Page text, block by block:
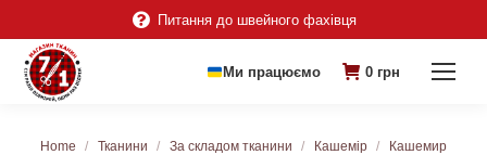
Питання до швейного фахівця
Ми працюємо 0 грн
You are here:
Home Тканини За складом тканини Кашемір Кашемир